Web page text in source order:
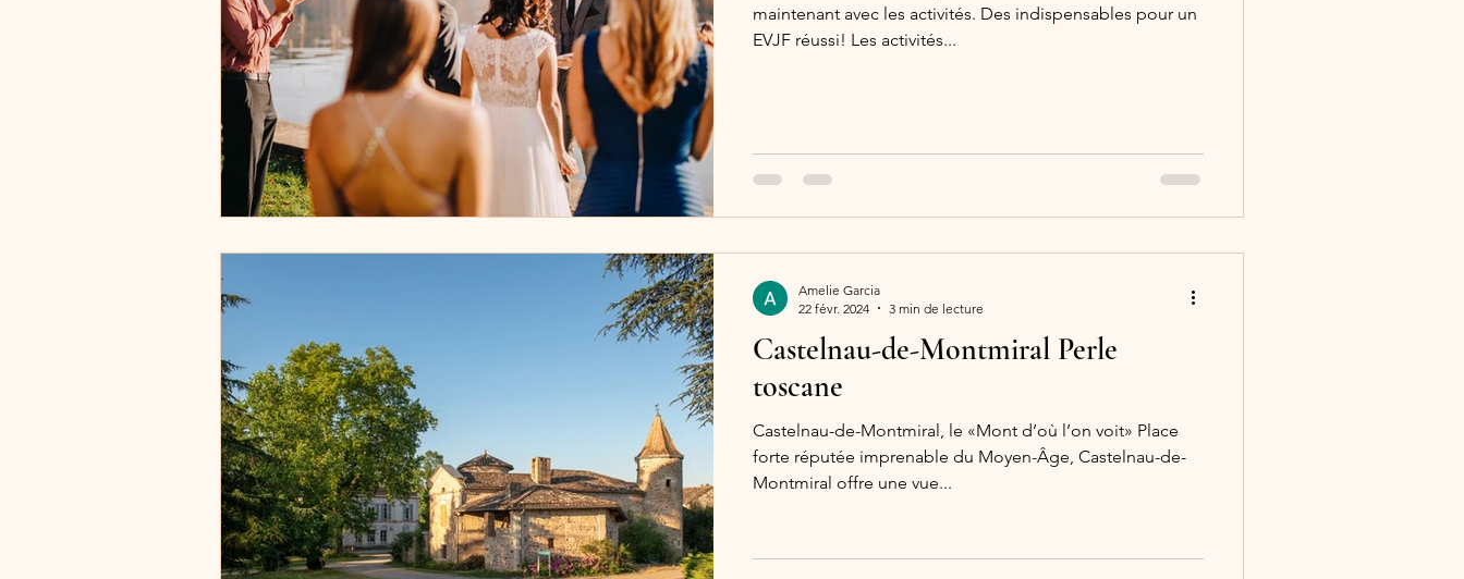
maintenant avec les activités. Des indispensables pour un
EVJF réussi! Les activités...
Castelnau-de-Montmiral Perle
toscane
Castelnau-de-Montmiral, le «Mont d’où l’on voit» Place
forte réputée imprenable du Moyen-Âge, Castelnau-de-
Montmiral offre une vue...
Amelie Garcia
22 févr. 2024
3 min de lecture